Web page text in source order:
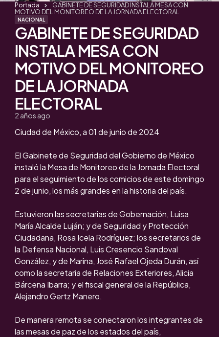
NACIONAL
GABINETE DE SEGURIDAD
INSTALA MESA CON
MOTIVO DEL MONITOREO
DE LA JORNADA
ELECTORAL
2 años ago
Portada
GABINETE DE SEGURIDAD INSTALA MESA CON
MOTIVO DEL MONITOREO DE LA JORNADA ELECTORAL
Ciudad de México, a 01 de junio de 2024
El Gabinete de Seguridad del Gobierno de México
instaló la Mesa de Monitoreo de la Jornada Electoral
para el seguimiento de los comicios de este domingo
2 de junio, los más grandes en la historia del país.
Estuvieron las secretarias de Gobernación, Luisa
María Alcalde Luján; y de Seguridad y Protección
Ciudadana, Rosa Icela Rodríguez; los secretarios de
la Defensa Nacional, Luis Cresencio Sandoval
González, y de Marina, José Rafael Ojeda Durán, así
como la secretaria de Relaciones Exteriores, Alicia
Bárcena Ibarra; y el fiscal general de la República,
Alejandro Gertz Manero.
De manera remota se conectaron los integrantes de
las mesas de paz de los estados del país,